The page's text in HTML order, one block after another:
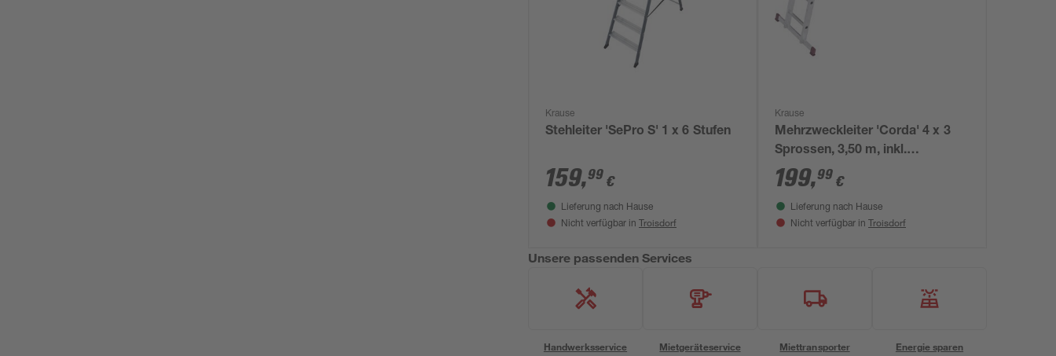
Krause
Stehleiter 'SePro S' 1 x 6 Stufen
159,99 €
Lieferung nach Hause
Nicht verfügbar in Troisdorf
Krause
Mehrzweckleiter 'Corda' 4 x 3
Sprossen, 3,50 m, inkl.
Plattform-Set
199,99 €
Lieferung nach Hause
Nicht verfügbar in Troisdorf
Unsere passenden Services
Handwerksservice Mietgeräteservice Miettransporter Energie sparen